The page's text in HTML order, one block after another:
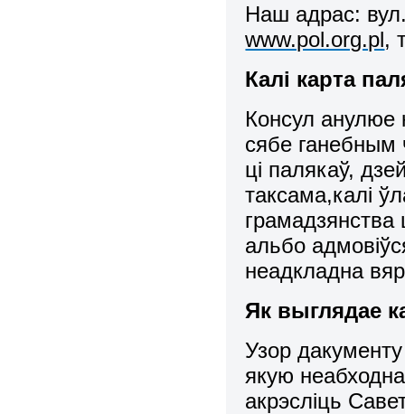
Наш адрас:
www.pol.org.pl,
Калі карта
Консул анулюе
сябе ганебным
ці палякаў,
таксама,калі
альбо
неадкладна
Як выглядае
Узор
якую
акрэсліць